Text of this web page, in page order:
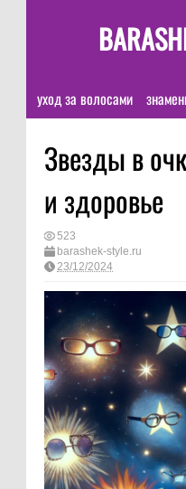
уход за волосами
Звезды в
и здоровье
523
barashek-style.ru
23/12/2024